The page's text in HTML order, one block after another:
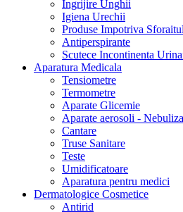
Ingrijire Unghii
Igiena Urechii
Produse Impotriva
Antiperspirante
Scutece Incontinenta
Aparatura Medicala
Tensiometre
Termometre
Aparate Glicemie
Aparate aerosoli -
Cantare
Truse Sanitare
Teste
Umidificatoare
Aparatura pentru medici
Dermatologice Cosmetice
Antirid